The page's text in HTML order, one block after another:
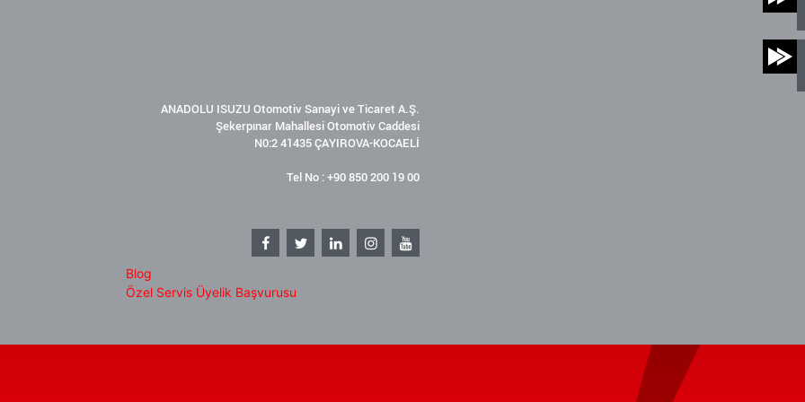
ANADOLU ISUZU Otomotiv Sanayi ve Ticaret A.Ş.
Şekerpınar Mahallesi Otomotiv Caddesi
N0:2 41435 ÇAYIROVA-KOCAELİ
Tel No : +90 850 200 19 00
Blog
Özel Servis Üyelik Başvurusu